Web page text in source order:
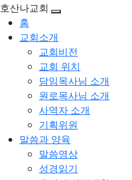
호산나교회
홈
교회소개
교회비전
교회 위치
담임목사님 소개
원로목사님 소개
사역자 소개
기획위원
말씀과 양육
말씀영상
성경읽기